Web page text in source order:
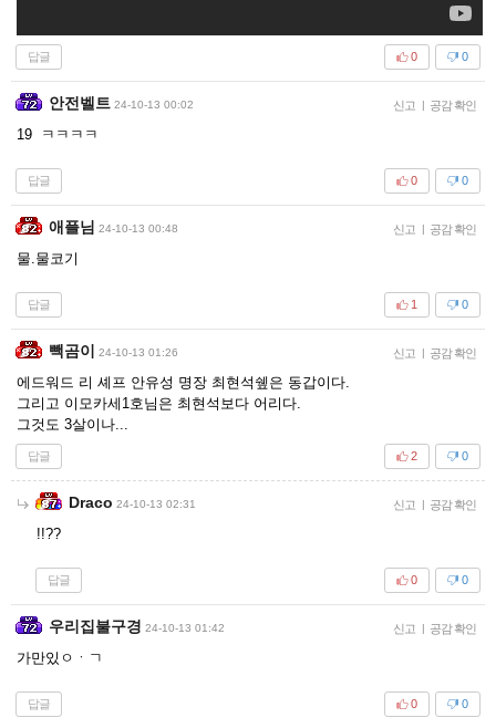
답글 0
0
안전벨트 24-10-13 00:02 신고 | 공감 확인
19 ㅋㅋㅋㅋ
답글 0
0
애플님 24-10-13 00:48 신고 | 공감 확인
물.물코기
답글 0
1
빽곰이 24-10-13 01:26 신고 | 공감 확인
에드워드 리 셰프 안유성 명장 최현석쉪은 동갑이다.
그리고 이모카세1호님은 최현석보다 어리다.
그것도 3살이나...
답글 0
2
Draco 24-10-13 02:31 신고 | 공감 확인
!!??
답글 0
0
우리집불구경 24-10-13 01:42 신고 | 공감 확인
가만있ㅇㆍㄱ
답글 0
0